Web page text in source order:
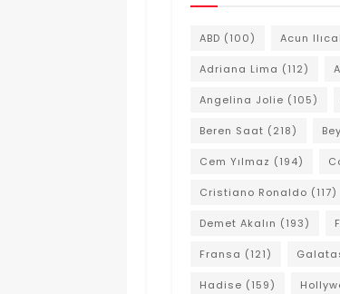
ABD (100) Acun
Adriana Lima (112)
Angelina Jolie (105)
Beren Saat (218)
Cem Yılmaz (194)
Cristiano Ronaldo (117)
Demet Akalın (193)
Fransa (121)
Hadise (159)